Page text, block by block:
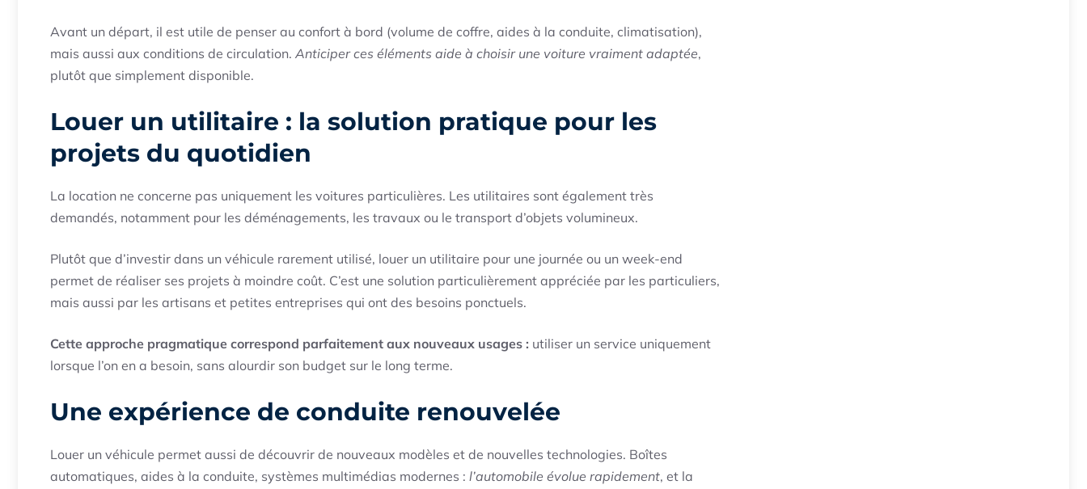
Avant un départ, il est utile de penser au confort à bord (volume de coffre, aides à la conduite, climatisation),
mais aussi aux conditions de circulation. Anticiper ces éléments aide à choisir une voiture vraiment adaptée,
plutôt que simplement disponible.
Louer un utilitaire : la solution pratique pour les
projets du quotidien
La location ne concerne pas uniquement les voitures particulières. Les utilitaires sont également très
demandés, notamment pour les déménagements, les travaux ou le transport d’objets volumineux.
Plutôt que d’investir dans un véhicule rarement utilisé, louer un utilitaire pour une journée ou un week-end
permet de réaliser ses projets à moindre coût. C’est une solution particulièrement appréciée par les particuliers,
mais aussi par les artisans et petites entreprises qui ont des besoins ponctuels.
Cette approche pragmatique correspond parfaitement aux nouveaux usages : utiliser un service uniquement
lorsque l’on en a besoin, sans alourdir son budget sur le long terme.
Une expérience de conduite renouvelée
Louer un véhicule permet aussi de découvrir de nouveaux modèles et de nouvelles technologies. Boîtes
automatiques, aides à la conduite, systèmes multimédias modernes : l’automobile évolue rapidement, et la